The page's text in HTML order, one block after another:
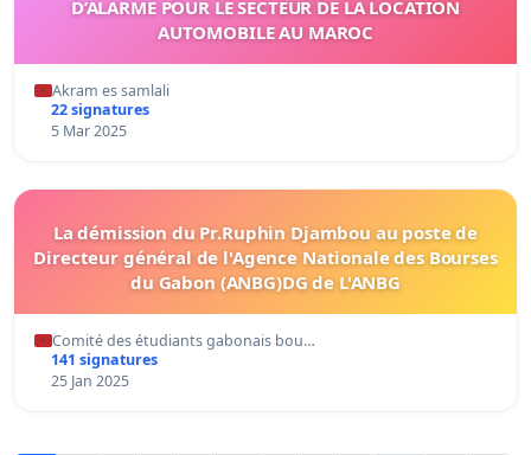
D’ALARME POUR LE SECTEUR DE LA LOCATION
AUTOMOBILE AU MAROC
Akram es samlali
22 signatures
5 Mar 2025
La démission du Pr.Ruphin Djambou au poste de
Directeur général de l'Agence Nationale des Bourses
du Gabon (ANBG)DG de L'ANBG
Comité des étudiants gabonais bou…
141 signatures
25 Jan 2025